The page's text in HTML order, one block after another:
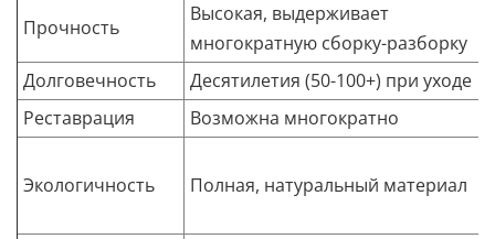
Прочность
Высокая, выдерживает
многократную сборку-разборку
Долговечность
Десятилетия (50-100+) при уходе
Реставрация
Возможна многократно
Экологичность Полная, натуральный материал